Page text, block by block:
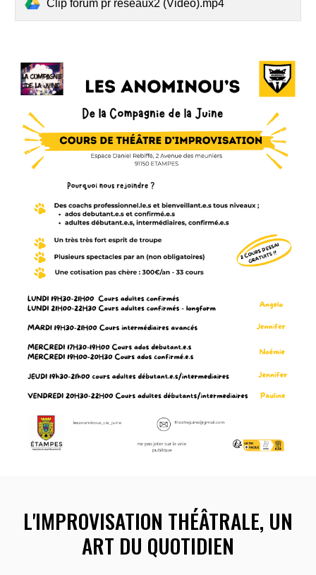
Clip forum pr réseaux2 (Vidéo).mp4
L'IMPROVISATION THÉÂTRALE, UN
ART DU QUOTIDIEN